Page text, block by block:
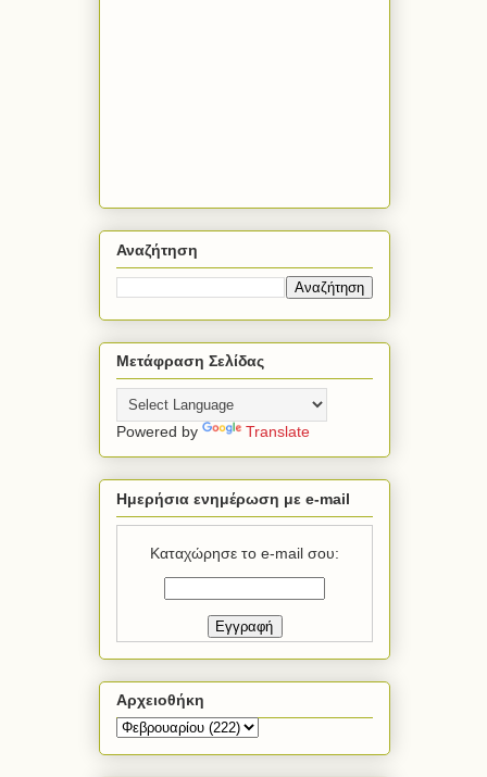
Αναζήτηση
Μετάφραση Σελίδας
Powered by Translate
Ημερήσια ενημέρωση με e-mail
Καταχώρησε το e-mail σου:
Αρχειοθήκη